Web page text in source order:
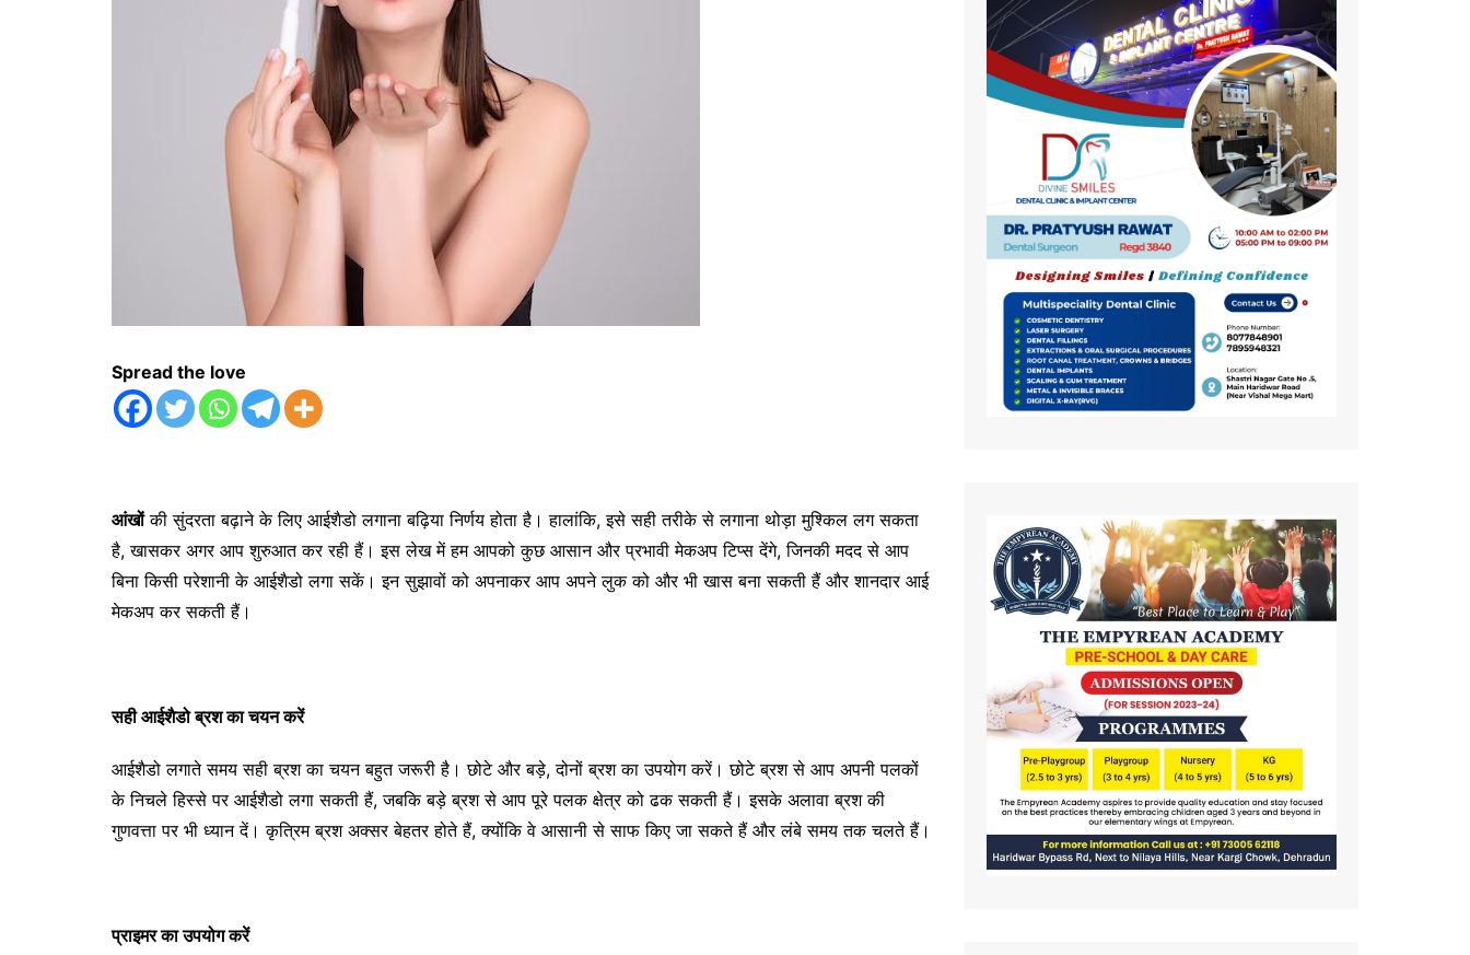
समाज
विमर्श
विज्ञान
वन्य जीव
महिला संसार
जीवन
कला
इतिहास
Spread the love
आंखोंकी सुंदरता बढ़ाने के लिए आईशैडो लगाना बढ़िया निर्णय होता है। हालांकि, इसे सही तरीके से लगाना थोड़ा मुश्किल लग सकता
है, खासकर अगर आप शुरुआत कर रही हैं। इस लेख में हम आपको कुछ आसान और प्रभावी मेकअप टिप्स देंगे, जिनकी मदद से आप
बिना किसी परेशानी के आईशैडो लगा सकें। इन सुझावों को अपनाकर आप अपने लुक को और भी खास बना सकती हैं और शानदार आई
मेकअप कर सकती हैं।
सही आईशैडो ब्रश का चयन करें
आईशैडो लगाते समय सही ब्रश का चयन बहुत जरूरी है। छोटे और बड़े, दोनों ब्रश का उपयोग करें। छोटे ब्रश से आप अपनी पलकों
के निचले हिस्से पर आईशैडो लगा सकती हैं, जबकि बड़े ब्रश से आप पूरे पलक क्षेत्र को ढक सकती हैं। इसके अलावा ब्रश की
गुणवत्ता पर भी ध्यान दें। कृत्रिम ब्रश अक्सर बेहतर होते हैं, क्योंकि वे आसानी से साफ किए जा सकते हैं और लंबे समय तक चलते हैं।
प्राइमर का उपयोग करें